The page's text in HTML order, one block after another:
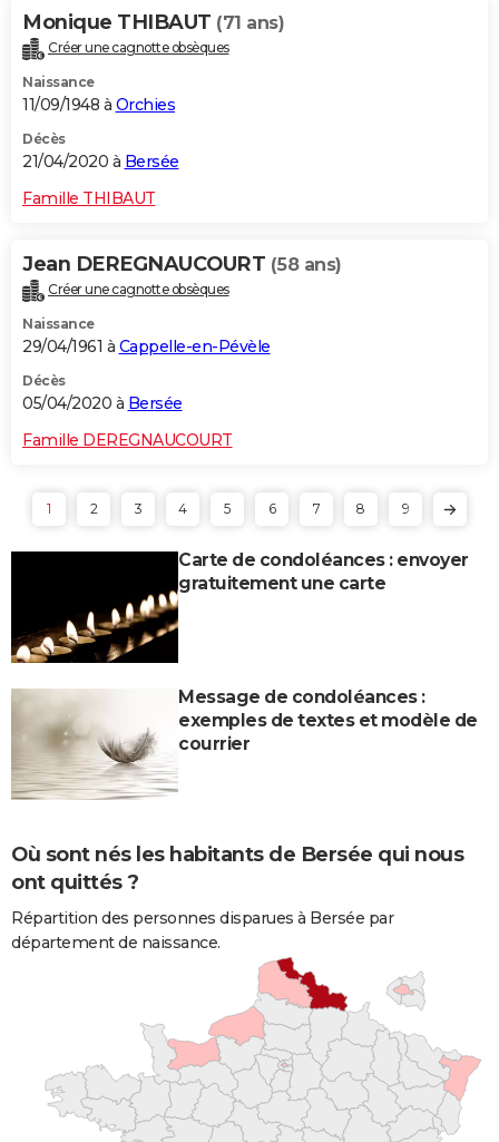
Monique THIBAUT (71 ans)
Créer une cagnotte obsèques
Naissance
11/09/1948 à Orchies
Décès
21/04/2020 à Bersée
Famille THIBAUT
Jean DEREGNAUCOURT (58 ans)
Créer une cagnotte obsèques
Naissance
29/04/1961 à Cappelle-en-Pévèle
Décès
05/04/2020 à Bersée
Famille DEREGNAUCOURT
1 2 3 4 5 6 7 8 9
Carte de condoléances : envoyer
gratuitement une carte
Message de condoléances :
exemples de textes et modèle de
courrier
Où sont nés les habitants de Bersée qui nous
ont quittés ?
Répartition des personnes disparues à Bersée par
département de naissance.